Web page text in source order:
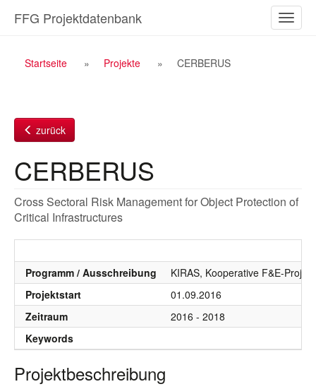
Inhalt
ein-/
FFG Projektdatenbank
Breadcrumb
Startseite Projekte CERBERUS
zurück
CERBERUS
Cross Sectoral Risk Management for Object Protection of
Critical Infrastructures
Programm / Ausschreibung
KIRAS, Kooperative F&E-
Projektstart
01.09.2016
Zeitraum
2016 - 2018
Keywords
Projektbeschreibung